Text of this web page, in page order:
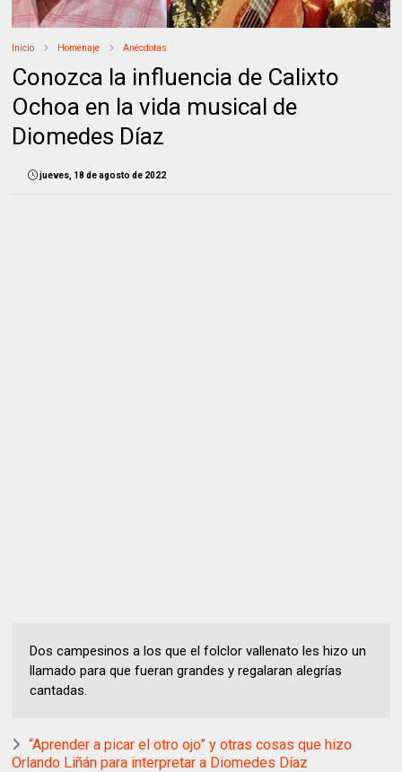
Inicio Homenaje Anécdotas
Conozca la influencia de Calixto
Ochoa en la vida musical de
Diomedes Díaz
jueves, 18 de agosto de 2022
Dos campesinos a los que el folclor vallenato les hizo un
llamado para que fueran grandes y regalaran alegrías
cantadas.
“Aprender a picar el otro ojo” y otras cosas que hizo
Orlando Liñán para interpretar a Diomedes Díaz